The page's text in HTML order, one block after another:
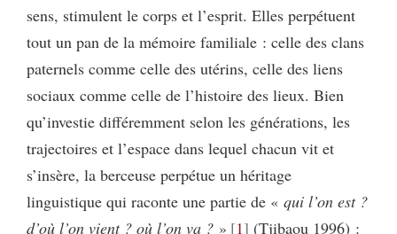
sens, stimulent le corps et l’esprit. Elles perpétuent
tout un pan de la mémoire familiale : celle des clans
paternels comme celle des utérins, celle des liens
sociaux comme celle de l’histoire des lieux. Bien
qu’investie différemment selon les générations, les
trajectoires et l’espace dans lequel chacun vit et
s’insère, la berceuse perpétue un héritage
linguistique qui raconte une partie de « qui l’on est ?
d’où l’on vient ? où l’on va ? » 1 (Tjibaou 1996) :